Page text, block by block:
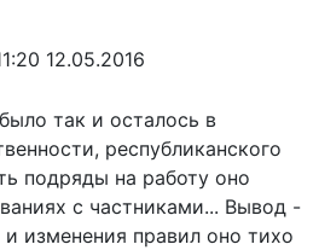
12.05.2016
так и осталось в
республиканского
подряды на работу оно
с частниками... Вывод -
и изменения правил оно тихо